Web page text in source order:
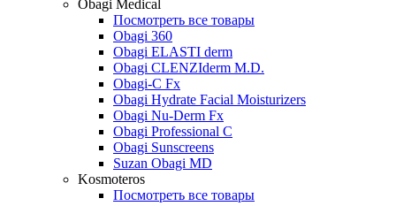
Obagi Medical
Посмотреть все товары
Obagi 360
Obagi ELASTI derm
Obagi CLENZIderm M.D.
Obagi-C Fx
Obagi Hydrate Facial Moisturizers
Obagi Nu-Derm Fx
Obagi Professional C
Obagi Sunscreens
Suzan Obagi MD
Kosmoteros
Посмотреть все товары